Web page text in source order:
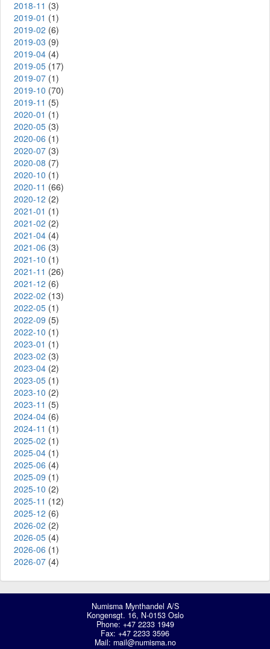
2018-11 (3)
2019-01 (1)
2019-02 (6)
2019-03 (9)
2019-04 (4)
2019-05 (17)
2019-07 (1)
2019-10 (70)
2019-11 (5)
2020-01 (1)
2020-05 (3)
2020-06 (1)
2020-07 (3)
2020-08 (7)
2020-10 (1)
2020-11 (66)
2020-12 (2)
2021-01 (1)
2021-02 (2)
2021-04 (4)
2021-06 (3)
2021-10 (1)
2021-11 (26)
2021-12 (6)
2022-02 (13)
2022-05 (1)
2022-09 (5)
2022-10 (1)
2023-01 (1)
2023-02 (3)
2023-04 (2)
2023-05 (1)
2023-10 (2)
2023-11 (5)
2024-04 (6)
2024-11 (1)
2025-02 (1)
2025-04 (1)
2025-06 (4)
2025-09 (1)
2025-10 (2)
2025-11 (12)
2025-12 (6)
2026-02 (2)
2026-05 (4)
2026-06 (1)
2026-07 (4)
Numisma Mynthandel A/S
Kongensgt. 16, N-0153 Oslo
Phone: +47 2233 1949
Fax: +47 2233 3596
Mail: mail@numisma.no